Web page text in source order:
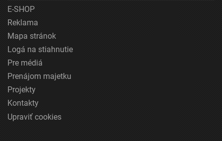
E-SHOP
Reklama
Mapa stránok
Logá na stiahnutie
Pre médiá
Prenájom majetku
Projekty
Kontakty
Upraviť cookies